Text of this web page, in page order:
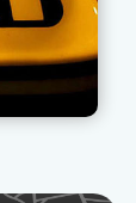
в
решать